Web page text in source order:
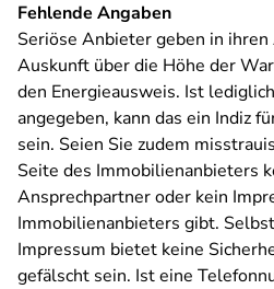
Fehlende Angaben
Seriöse Anbieter geben in
Auskunft über die Höhe der
den Energieausweis. Ist
angegeben, kann das ein Indiz
sein. Seien Sie zudem
Seite des Immobilienanbieters
Ansprechpartner oder kein
Immobilienanbieters gibt.
Impressum bietet keine
gefälscht sein. Ist eine